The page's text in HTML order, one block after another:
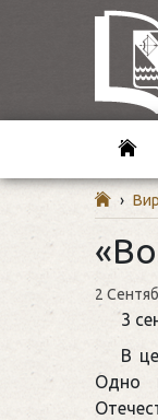
›
2
3
В
Одно